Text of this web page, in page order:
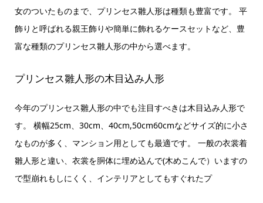
女のついたものまで、プリンセス雛人形は種類も豊富です。 平
飾りと呼ばれる親王飾りや簡単に飾れるケースセットなど、豊
富な種類のプリンセス雛人形の中から選べます。
プリンセス雛人形の木目込み人形
今年のプリンセス雛人形の中でも注目すべきは木目込み人形で
す。 横幅25cm、30cm、40cm,50cm60cmなどサイズ的に小さ
なものが多く、マンション用としても最適です。 一般の衣裳着
雛人形と違い、衣裳を胴体に埋め込んで(木めこんで）いますの
で型崩れもしにくく、インテリアとしてもすぐれたプ